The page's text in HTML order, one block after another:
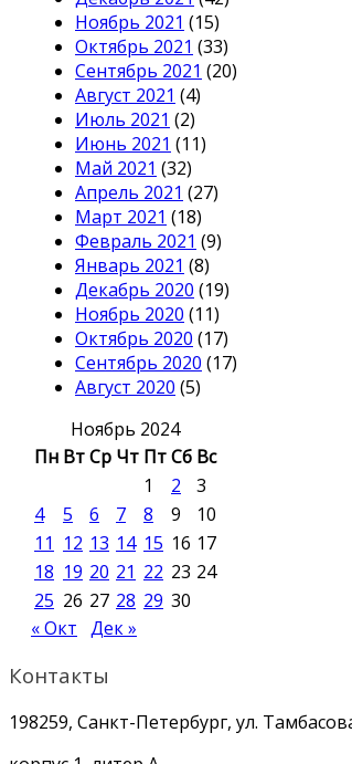
Ноябрь 2021 (15)
Октябрь 2021 (33)
Сентябрь 2021 (20)
Август 2021 (4)
Июль 2021 (2)
Июнь 2021 (11)
Май 2021 (32)
Апрель 2021 (27)
Март 2021 (18)
Февраль 2021 (9)
Январь 2021 (8)
Декабрь 2020 (19)
Ноябрь 2020 (11)
Октябрь 2020 (17)
Сентябрь 2020 (17)
Август 2020 (5)
Ноябрь 2024
Пн ВтСр Чт ПтСб Вс
1
2
3
4
5 6 7 8 9
10
11 12 13 14 15 16 17
18 19 20 21 22 23 24
25 26 27 28 29 30
« Окт Дек »
Контакты
198259, Санкт-Петербург, ул.